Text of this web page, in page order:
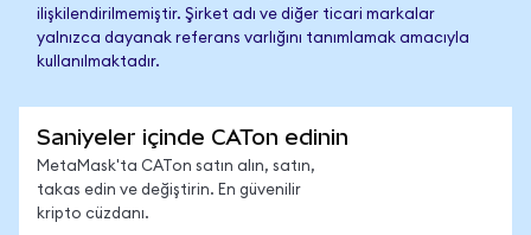
ilişkilendirilmemiştir. Şirket adı ve diğer ticari markalar
yalnızca dayanak referans varlığını tanımlamak amacıyla
kullanılmaktadır.
Saniyeler içinde CATon edinin
MetaMask'ta CATon satın alın, satın,
takas edin ve değiştirin. En güvenilir
kripto cüzdanı.